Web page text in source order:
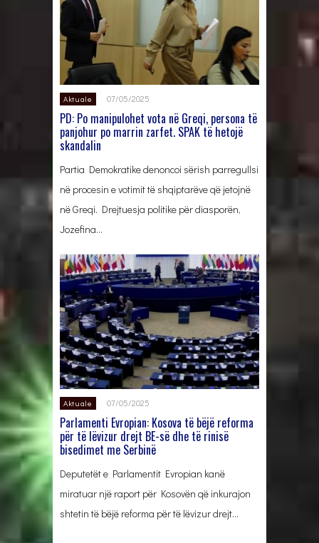
Aktuale 07/05/2025
PD: Po manipulohet vota në Greqi, persona të
panjohur po marrin zarfet. SPAK të hetojë
skandalin
Partia Demokratike denoncoi sërish parregullsi
në procesin e votimit të shqiptarëve që jetojnë
në Greqi. Drejtuesja politike për diasporën,
Jozefina…
Aktuale 07/05/2025
Parlamenti Evropian: Kosova të bëjë reforma
për të lëvizur drejt BE-së dhe të rinisë
bisedimet me Serbinë
Deputetët e Parlamentit Evropian kanë
miratuar një raport për Kosovën që inkurajon
shtetin të bëjë reforma për të lëvizur drejt…